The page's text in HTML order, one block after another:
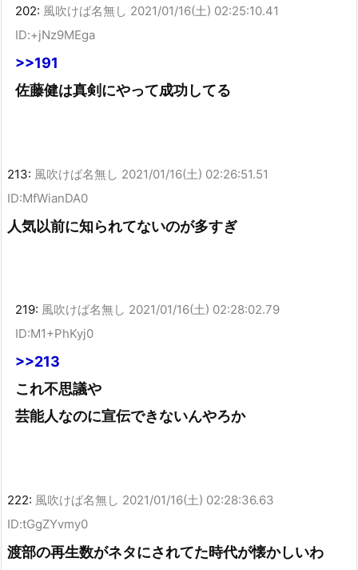
202: 風吹けば名無し 2021/01/16(土) 02:25:10.41
ID:+jNz9MEga
>>191
佐藤健は真剣にやって成功してる
213: 風吹けば名無し 2021/01/16(土) 02:26:51.51
ID:MfWianDA0
人気以前に知られてないのが多すぎ
219: 風吹けば名無し 2021/01/16(土) 02:28:02.79
ID:M1+PhKyj0
>>213
これ不思議や
芸能人なのに宣伝できないんやろか
222: 風吹けば名無し 2021/01/16(土) 02:28:36.63
ID:tGgZYvmy0
渡部の再生数がネタにされてた時代が懐かしいわ